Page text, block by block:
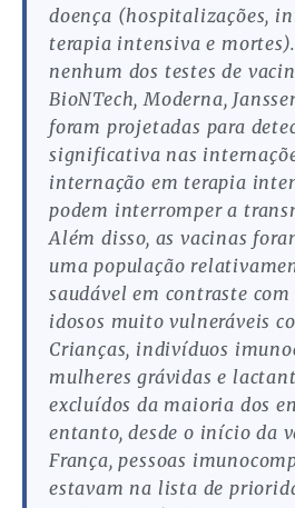
doença (hospitalizações,
terapia intensiva e
nenhum dos testes de
BioNTech, Moderna,
foram projetadas para
significativa nas
internação em terapia
podem interromper a
Além disso, as vacinas
uma população
saudável em contraste
idosos muito vulneráveis
Crianças, indivíduos
mulheres grávidas e
excluídos da maioria dos
entanto, desde o início da
França, pessoas
estavam na lista de